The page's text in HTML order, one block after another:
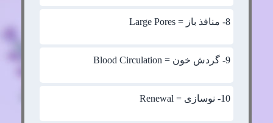
8- منافذ باز = Large Pores
9- گردش خون = Blood Circulation
10- نوسازی = Renewal